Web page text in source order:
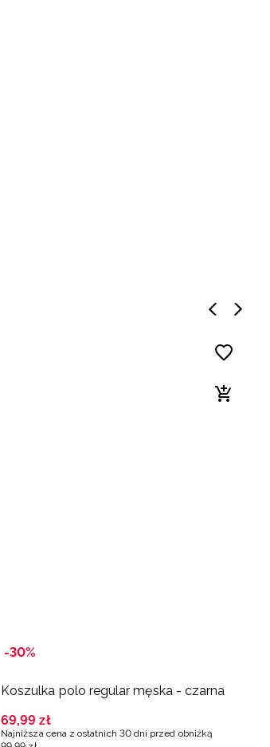
-30%
Koszulka polo regular męska - czarna
69,99 zł
Najniższa cena z ostatnich 30 dni przed obniżką